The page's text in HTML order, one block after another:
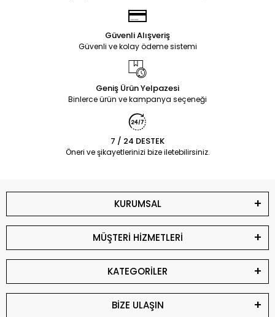
Güvenli Alışveriş
Güvenli ve kolay ödeme sistemi
Geniş Ürün Yelpazesi
Binlerce ürün ve kampanya seçeneği
7 / 24 DESTEK
Öneri ve şikayetlerinizi bize iletebilirsiniz.
KURUMSAL
MÜŞTERİ HİZMETLERİ
KATEGORİLER
BİZE ULAŞIN